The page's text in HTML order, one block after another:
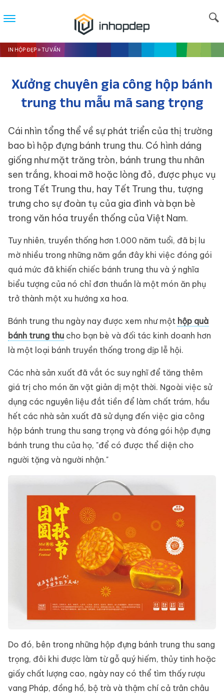
IN HỘP ĐẸP»TƯ VẤN
Xưởng chuyên gia công hộp bánh
trung thu mẫu mã sang trọng
Cái nhìn tổng thể về sự phát triển của thị trường
bao bì hộp đựng bánh trung thu. Có hình dáng
giống như mặt trăng tròn, bánh trung thu nhân
sen trắng, khoai mỡ hoặc lòng đỏ, được phục vụ
trong Tết Trung thu, hay Tết Trung thu, tượng
trưng cho sự đoàn tụ của gia đình và bạn bè
trong văn hóa truyền thống của Việt Nam.
Tuy nhiên, truyền thống hơn 1.000 năm tuổi, đã bị lu
mờ nhiều trong những năm gần đây khi việc đóng gói
quá mức đã khiến chiếc bánh trung thu và ý nghĩa
biểu tượng của nó chỉ đơn thuần là một món ăn phụ
trở thành một xu hướng xa hoa.
Bánh trung thu ngày nay được xem như một hộp quà
bánh trung thu cho bạn bè và đối tác kinh doanh hơn
là một loại bánh truyền thống trong dịp lễ hội.
Các nhà sản xuất đã vắt óc suy nghĩ để tăng thêm
giá trị cho món ăn vặt giản dị một thời. Ngoài việc sử
dụng các nguyên liệu đắt tiền để làm chất trám, hầu
hết các nhà sản xuất đã sử dụng đến việc gia công
hộp bánh trung thu sang trọng và đóng gói hộp đựng
bánh trung thu của họ, "để có được thể diện cho
người tặng và người nhận."
Do đó, bên trong những hộp đựng bánh trung thu sang
trọng, đôi khi được làm từ gỗ quý hiếm, thủy tinh hoặc
giấy chất lượng cao, ngày nay có thể tìm thấy rượu
vang Pháp, đồng hồ, bộ trà và thậm chí cả trân châu